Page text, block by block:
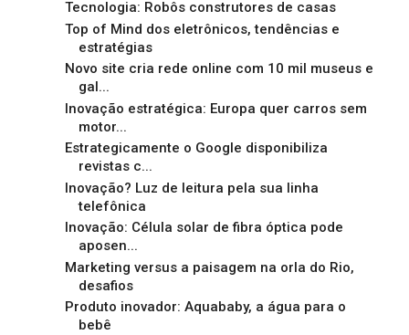
Tecnologia: Robôs construtores de casas
Top of Mind dos eletrônicos, tendências e
estratégias
Novo site cria rede online com 10 mil museus e
gal...
Inovação estratégica: Europa quer carros sem
motor...
Estrategicamente o Google disponibiliza
revistas c...
Inovação? Luz de leitura pela sua linha
telefônica
Inovação: Célula solar de fibra óptica pode
aposen...
Marketing versus a paisagem na orla do Rio,
desafios
Produto inovador: Aquababy, a água para o
bebê